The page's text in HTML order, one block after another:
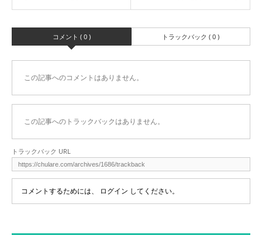
コメント ( 0 ) トラックバック ( 0 )
この記事へのコメントはありません。
この記事へのトラックバックはありません。
トラックバック URL
コメントするためには、 ログイン してください。